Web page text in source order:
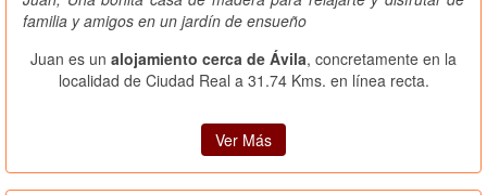
familia y amigos en un jardín de ensueño
Juan es un alojamiento cerca de Ávila, concretamente en la
localidad de Ciudad Real a 31.74 Kms. en línea recta.
Ver Más